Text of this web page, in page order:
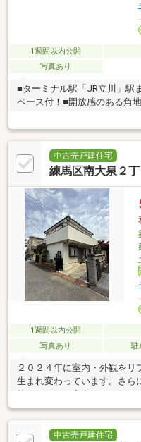
1週間以内公開
写真あり
■ターミナル駅「JR立川」駅
ペース付！■開放感のある角
中古売戸建住宅
練馬区南大泉２
1週間以内公開
写真あり
駐
２０２４年に室内・外観を
生まれ変わっています。さら
兼ね備えた魅力的な戸建です
中古売戸建住宅